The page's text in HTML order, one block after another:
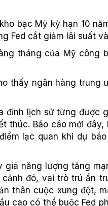
bạc Mỹ kỳ hạn 10
Fed cắt giảm lãi suất
tháng của Mỹ công
thấy ngân hàng
đỉnh lịch sử từng được
thúc. Báo cáo mới
lạc quan khi dự
giá năng lượng tăng
cảnh đó, vai trò trú ẩn
thân cuộc xung đột,
cao có thể buộc Fed